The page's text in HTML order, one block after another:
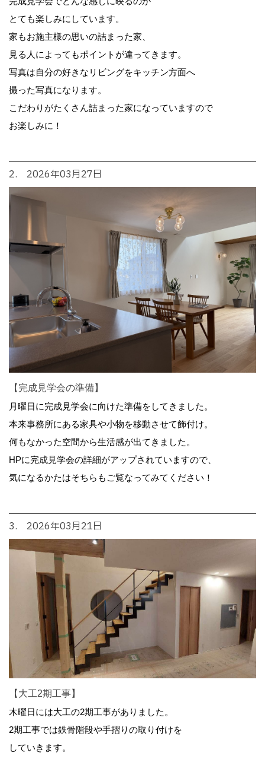
とても楽しみにしています。
家もお施主様の思いの詰まった家、
見る人によってもポイントが違ってきます。
写真は自分の好きなリビングをキッチン方面へ
撮った写真になります。
こだわりがたくさん詰まった家になっていますので
お楽しみに！
2. 2026年03月27日
【完成見学会の準備】
月曜日に完成見学会に向けた準備をしてきました。
本来事務所にある家具や小物を移動させて飾付け。
何もなかった空間から生活感が出てきました。
HPに完成見学会の詳細がアップされていますので、
気になるかたはそちらもご覧なってみてください！
3. 2026年03月21日
【大工2期工事】
木曜日には大工の2期工事がありました。
2期工事では鉄骨階段や手摺りの取り付けを
していきます。